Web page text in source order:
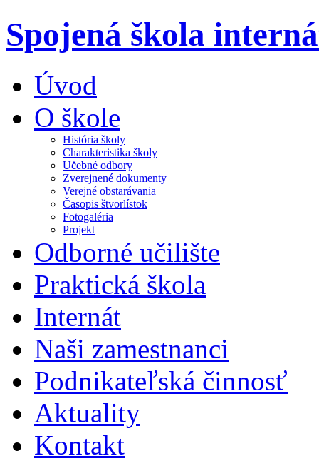
Spojená škola
Úvod
O škole
História školy
Charakteristika školy
Učebné odbory
Zverejnené dokumenty
Verejné obstarávania
Časopis štvorlístok
Fotogaléria
Projekt
Odborné učilište
Praktická škola
Internát
Naši zamestnanci
Podnikateľská činnosť
Aktuality
Kontakt